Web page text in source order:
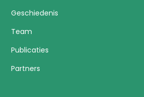
Geschiedenis
Team
Publicaties
Partners